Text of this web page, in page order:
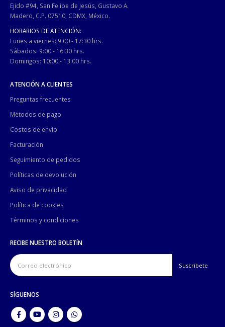
Ejido #94, San Felipe de Jesús, Gustavo A.
Madero, C.P. 07510, CDMX, México.
HORARIOS DE ATENCIÓN:
Lunes a viernes: 9:00 - 17:30 hrs.
Sábados: 9:00 - 16:30 hrs.
Domingos: 10:00 - 13:00 hrs.
ATENCIÓN A CLIENTES
Preguntas frecuentes
Métodos de pago
Costos de envío
Facturación
Seguimiento de pedidos
Políticas de devolución
Aviso de privacidad
Política de cookies
Términos y condiciones
RECIBE NUESTRO BOLETÍN
SÍGUENOS